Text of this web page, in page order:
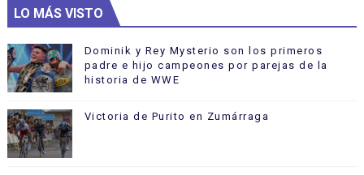
LO MÁS VISTO
Dominik y Rey Mysterio son los primeros
padre e hijo campeones por parejas de la
historia de WWE
Victoria de Purito en Zumárraga